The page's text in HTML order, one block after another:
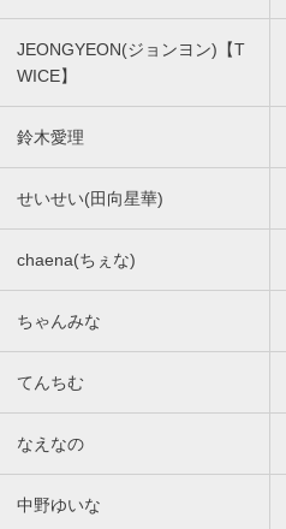
JEONGYEON(ジョンヨン)【T
WICE】
鈴木愛理
せいせい(田向星華)
chaena(ちぇな)
ちゃんみな
てんちむ
なえなの
中野ゆいな